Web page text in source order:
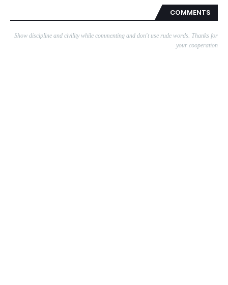
COMMENTS
Show discipline and civility while commenting and don't use rude words. Thanks for
your cooperation